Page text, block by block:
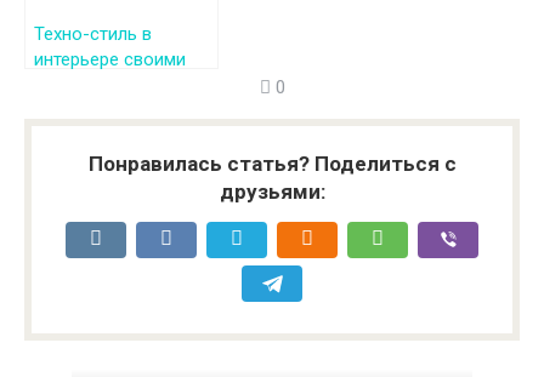
Техно-стиль в
интерьере своими
0
Понравилась статья? Поделиться с
друзьями: